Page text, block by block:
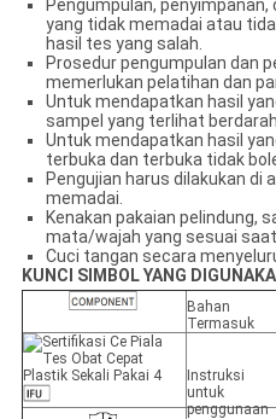
Pengumpulan,
yang tidak memadai atau
hasil tes yang salah.
Prosedur pengumpulan dan
memerlukan pelatihan dan
Untuk mendapatkan hasil
sampel yang terlihat
Untuk mendapatkan hasil
terbuka dan terbuka tidak
Pengujian harus dilakukan di
memadai.
Kenakan pakaian pelindung,
mata/wajah yang sesuai
Cuci tangan secara
KUNCI SIMBOL YANG
Bahan
Termasuk
Instruksi
untuk
penggunaan